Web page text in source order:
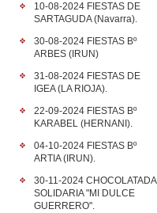
10-08-2024 FIESTAS DE
SARTAGUDA (Navarra).
30-08-2024 FIESTAS Bº
ARBES (IRUN)
31-08-2024 FIESTAS DE
IGEA (LA RIOJA).
22-09-2024 FIESTAS Bº
KARABEL (HERNANI).
04-10-2024 FIESTAS Bº
ARTIA (IRUN).
30-11-2024 CHOCOLATADA
SOLIDARIA "MI DULCE
GUERRERO".